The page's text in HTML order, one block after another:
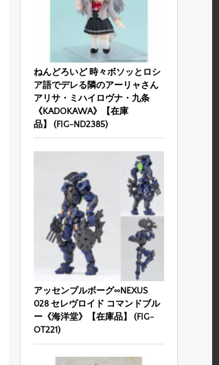
ねんどろいど 時々ボソッとロシ
ア語でデレる隣のアーリャさん
アリサ・ミハイロヴナ・九条
《KADOKAWA》【在庫
品】 (FIG-ND2385)
アッセンブルボーグ∞NEXUS
028 セレヴロイド コマンドブル
ー《海洋堂》【在庫品】 (FIG-
OT221)